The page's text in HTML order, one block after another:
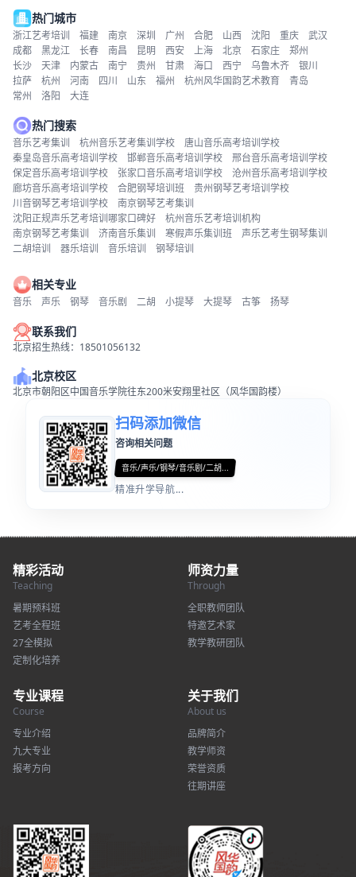
热门城市
浙江艺考培训 福建 南京 深圳 广州 合肥 山西 沈阳 重庆
武汉
成都
黑龙江 长春 南昌 昆明 西安 上海 北京 石家庄
郑州
长沙
天津 内蒙古 南宁 贵州 甘肃 海口 西宁 乌鲁木齐
银川
拉萨
杭州 河南 四川 山东 福州 杭州风华国韵艺术教育
青岛
常州
洛阳 大连
热门搜索
音乐艺考集训 杭州音乐艺考集训学校
唐山音乐高考培训学校
秦皇岛音乐高考培训学校
邯郸音乐高考培训学校
邢台音乐高考培训学校
保定音乐高考培训学校
张家口音乐高考培训学校
沧州音乐高考培训学校
廊坊音乐高考培训学校
合肥钢琴培训班
贵州钢琴艺考培训学校
川音钢琴艺考培训学校
南京钢琴艺考集训
沈阳正规声乐艺考培训哪家口碑好
杭州音乐艺考培训机构
南京钢琴艺考集训
济南音乐集训 寒假声乐集训班
声乐艺考生钢琴集训
二胡培训
器乐培训 音乐培训 钢琴培训
相关专业
音乐 声乐 钢琴 音乐剧 二胡 小提琴 大提琴 古筝 扬琴
联系我们
北京招生热线：18501056132
北京校区
北京市朝阳区中国音乐学院往东200米安翔里社区（风华国韵楼）
扫码添加微信
咨询相关问题
音乐/声乐/钢琴/音乐剧/二胡...
精准升学导航...
精彩活动
Teaching
暑期预科班
艺考全程班
27全模拟
定制化培养
师资力量
Through
全职教师团队
特邀艺术家
教学教研团队
专业课程
Course
专业介绍
九大专业
报考方向
关于我们
About us
品牌简介
教学师资
荣誉资质
往期讲座